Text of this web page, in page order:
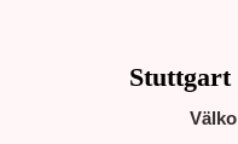
Stuttgart